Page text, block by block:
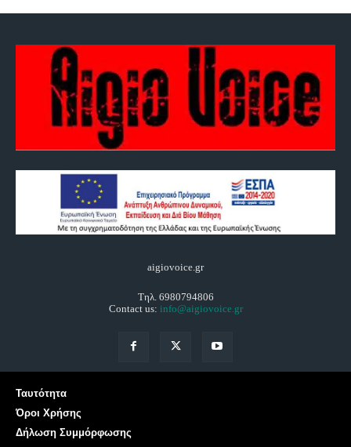
aigiovoice.gr
Τηλ. 6980794806
Contact us: info@aigiovoice.gr
Ταυτότητα
Όροι Χρήσης
Δήλωση Συμμόρφωσης